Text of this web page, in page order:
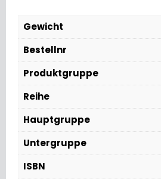
Gewicht
Bestellnr
Produktgruppe
Reihe
Hauptgruppe
Untergruppe
ISBN